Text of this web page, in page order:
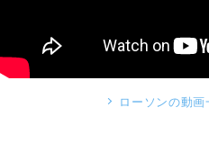
ローソンの動